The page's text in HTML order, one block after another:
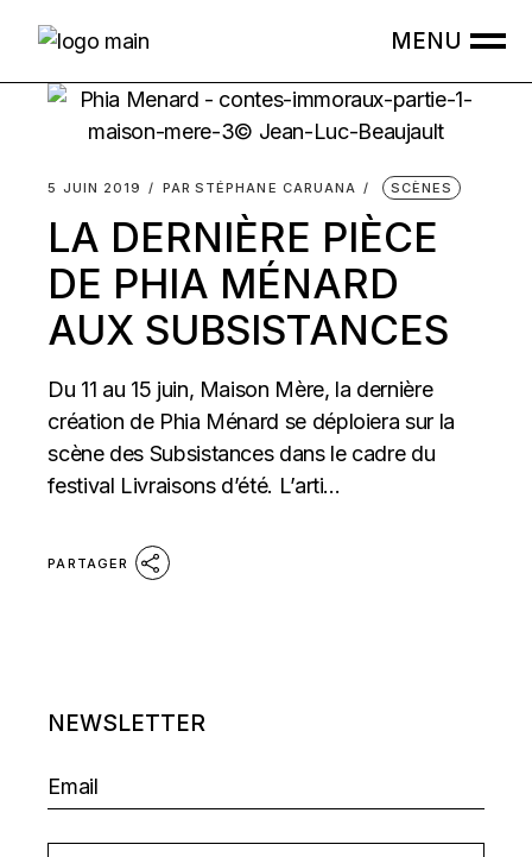
5 JUIN 2019 PAR STÉPHANE CARUANA SCÈNES
LA DERNIÈRE PIÈCE
DE PHIA MÉNARD
AUX SUBSISTANCES
Du 11 au 15 juin, Maison Mère, la dernière
création de Phia Ménard se déploiera sur la
scène des Subsistances dans le cadre du
festival Livraisons d’été. L’arti...
PARTAGER
NEWSLETTER